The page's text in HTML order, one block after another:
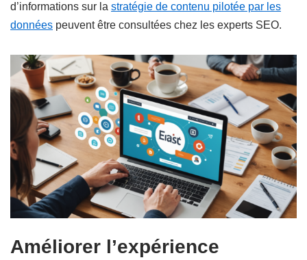
d’informations sur la stratégie de contenu pilotée par les
données peuvent être consultées chez les experts SEO.
Améliorer l’expérience